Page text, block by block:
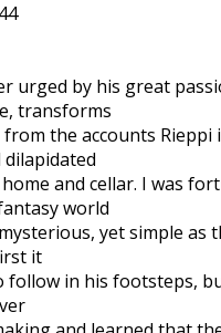
urged by his great
transforms
the accounts Rieppi
and cellar. I was
world
yet simple as
it
follow in his footsteps,